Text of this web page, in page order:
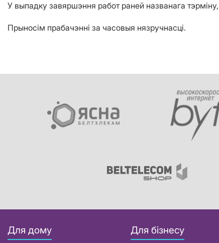
У выпадку завяршэння работ раней названага
Прыносім прабачэнні за часовыя нязручнасці.
Для дому Для бізнесу